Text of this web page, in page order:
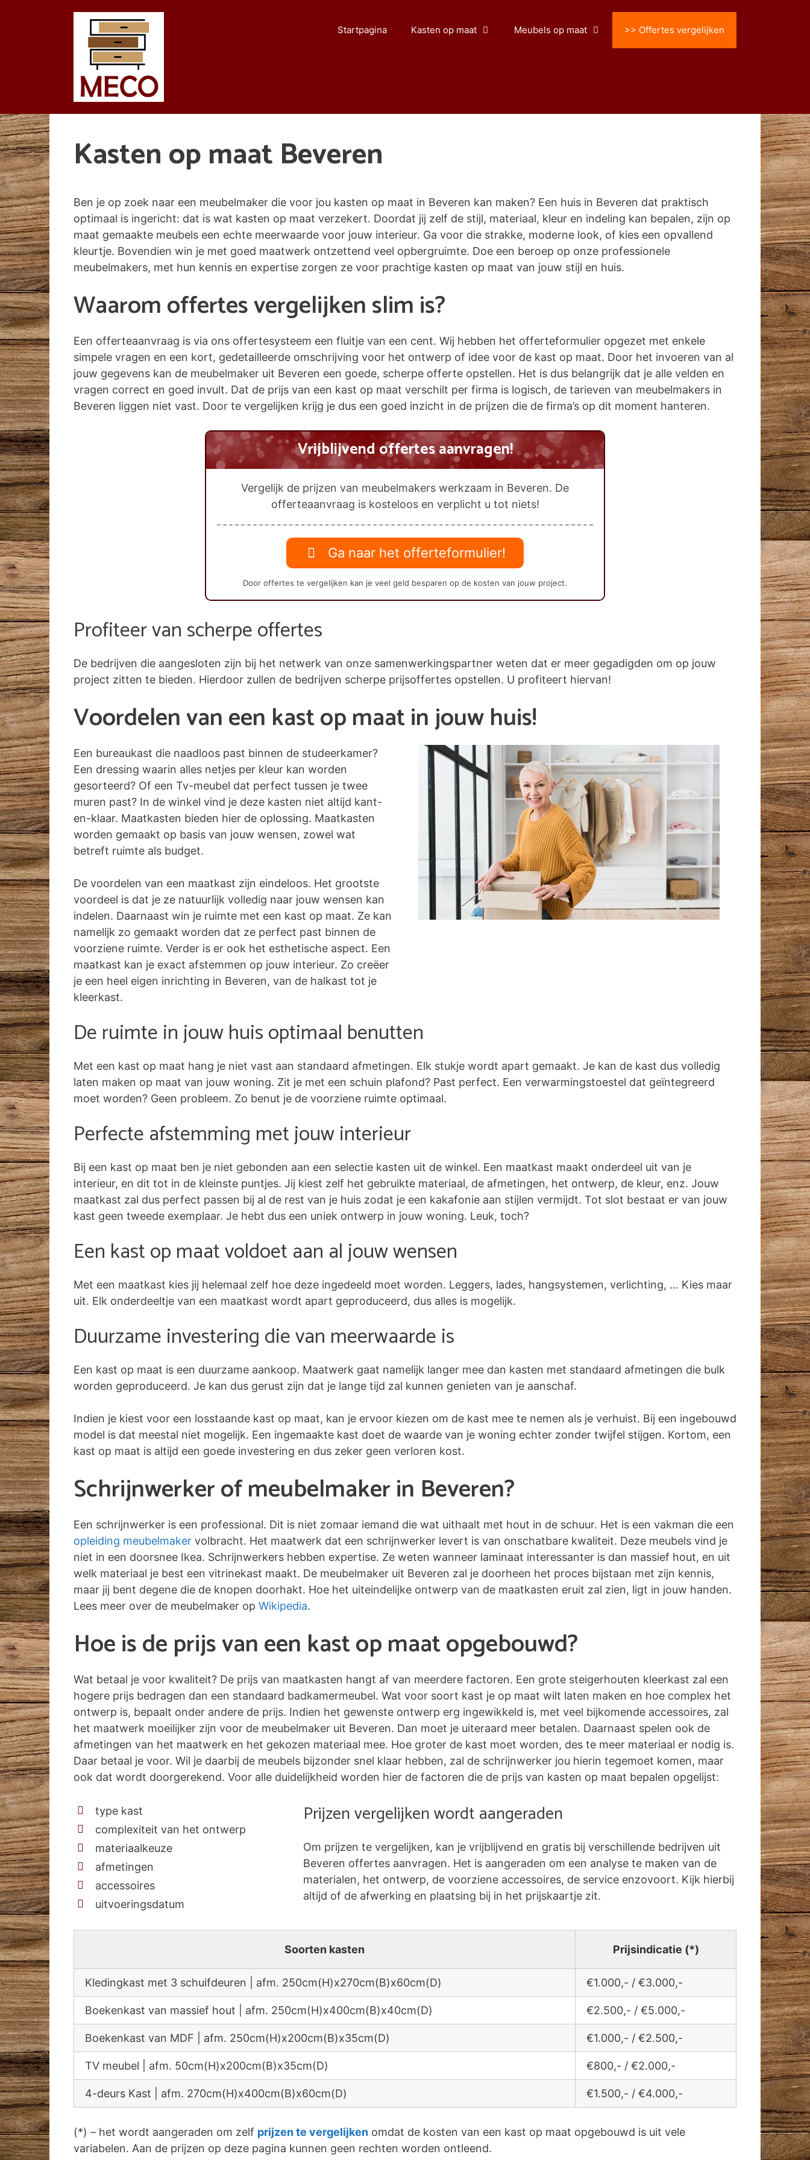
Startpagina Kasten op maat Meubels op maat >> Offertes vergelijken
Kasten op maat Beveren
Ben je op zoek naar een meubelmaker die voor jou kasten op maat in Beveren kan maken? Een huis in Beveren dat praktisch
optimaal is ingericht: dat is wat kasten op maat verzekert. Doordat jij zelf de stijl, materiaal, kleur en indeling kan bepalen, zijn op
maat gemaakte meubels een echte meerwaarde voor jouw interieur. Ga voor die strakke, moderne look, of kies een opvallend
kleurtje. Bovendien win je met goed maatwerk ontzettend veel opbergruimte. Doe een beroep op onze professionele
meubelmakers, met hun kennis en expertise zorgen ze voor prachtige kasten op maat van jouw stijl en huis.
Waarom offertes vergelijken slim is?
Een offerteaanvraag is via ons offertesysteem een fluitje van een cent. Wij hebben het offerteformulier opgezet met enkele
simpele vragen en een kort, gedetailleerde omschrijving voor het ontwerp of idee voor de kast op maat. Door het invoeren van al
jouw gegevens kan de meubelmaker uit Beveren een goede, scherpe offerte opstellen. Het is dus belangrijk dat je alle velden en
vragen correct en goed invult. Dat de prijs van een kast op maat verschilt per firma is logisch, de tarieven van meubelmakers in
Beveren liggen niet vast. Door te vergelijken krijg je dus een goed inzicht in de prijzen die de firma’s op dit moment hanteren.
Vrijblijvend offertes aanvragen!
Vergelijk de prijzen van meubelmakers werkzaam in Beveren. De
offerteaanvraag is kosteloos en verplicht u tot niets!
Ga naar het offerteformulier!
Door offertes te vergelijken kan je veel geld besparen op de kosten van jouw project.
Profiteer van scherpe offertes
De bedrijven die aangesloten zijn bij het netwerk van onze samenwerkingspartner weten dat er meer gegadigden om op jouw
project zitten te bieden. Hierdoor zullen de bedrijven scherpe prijsoffertes opstellen. U profiteert hiervan!
Voordelen van een kast op maat in jouw huis!
Een bureaukast die naadloos past binnen de studeerkamer?
Een dressing waarin alles netjes per kleur kan worden
gesorteerd? Of een Tv-meubel dat perfect tussen je twee
muren past? In de winkel vind je deze kasten niet altijd kant-
en-klaar. Maatkasten bieden hier de oplossing. Maatkasten
worden gemaakt op basis van jouw wensen, zowel wat
betreft ruimte als budget.
De voordelen van een maatkast zijn eindeloos. Het grootste
voordeel is dat je ze natuurlijk volledig naar jouw wensen kan
indelen. Daarnaast win je ruimte met een kast op maat. Ze kan
namelijk zo gemaakt worden dat ze perfect past binnen de
voorziene ruimte. Verder is er ook het esthetische aspect. Een
maatkast kan je exact afstemmen op jouw interieur. Zo creëer
je een heel eigen inrichting in Beveren, van de halkast tot je
kleerkast.
De ruimte in jouw huis optimaal benutten
Met een kast op maat hang je niet vast aan standaard afmetingen. Elk stukje wordt apart gemaakt. Je kan de kast dus volledig
laten maken op maat van jouw woning. Zit je met een schuin plafond? Past perfect. Een verwarmingstoestel dat geïntegreerd
moet worden? Geen probleem. Zo benut je de voorziene ruimte optimaal.
Perfecte afstemming met jouw interieur
Bij een kast op maat ben je niet gebonden aan een selectie kasten uit de winkel. Een maatkast maakt onderdeel uit van je
interieur, en dit tot in de kleinste puntjes. Jij kiest zelf het gebruikte materiaal, de afmetingen, het ontwerp, de kleur, enz. Jouw
maatkast zal dus perfect passen bij al de rest van je huis zodat je een kakafonie aan stijlen vermijdt. Tot slot bestaat er van jouw
kast geen tweede exemplaar. Je hebt dus een uniek ontwerp in jouw woning. Leuk, toch?
Een kast op maat voldoet aan al jouw wensen
Met een maatkast kies jij helemaal zelf hoe deze ingedeeld moet worden. Leggers, lades, hangsystemen, verlichting, … Kies maar
uit. Elk onderdeeltje van een maatkast wordt apart geproduceerd, dus alles is mogelijk.
Duurzame investering die van meerwaarde is
Een kast op maat is een duurzame aankoop. Maatwerk gaat namelijk langer mee dan kasten met standaard afmetingen die bulk
worden geproduceerd. Je kan dus gerust zijn dat je lange tijd zal kunnen genieten van je aanschaf.
Indien je kiest voor een losstaande kast op maat, kan je ervoor kiezen om de kast mee te nemen als je verhuist. Bij een ingebouwd
model is dat meestal niet mogelijk. Een ingemaakte kast doet de waarde van je woning echter zonder twijfel stijgen. Kortom, een
kast op maat is altijd een goede investering en dus zeker geen verloren kost.
Schrijnwerker of meubelmaker in Beveren?
Een schrijnwerker is een professional. Dit is niet zomaar iemand die wat uithaalt met hout in de schuur. Het is een vakman die een
opleiding meubelmaker volbracht. Het maatwerk dat een schrijnwerker levert is van onschatbare kwaliteit. Deze meubels vind je
niet in een doorsnee Ikea. Schrijnwerkers hebben expertise. Ze weten wanneer laminaat interessanter is dan massief hout, en uit
welk materiaal je best een vitrinekast maakt. De meubelmaker uit Beveren zal je doorheen het proces bijstaan met zijn kennis,
maar jij bent degene die de knopen doorhakt. Hoe het uiteindelijke ontwerp van de maatkasten eruit zal zien, ligt in jouw handen.
Lees meer over de meubelmaker op Wikipedia.
Hoe is de prijs van een kast op maat opgebouwd?
Wat betaal je voor kwaliteit? De prijs van maatkasten hangt af van meerdere factoren. Een grote steigerhouten kleerkast zal een
hogere prijs bedragen dan een standaard badkamermeubel. Wat voor soort kast je op maat wilt laten maken en hoe complex het
ontwerp is, bepaalt onder andere de prijs. Indien het gewenste ontwerp erg ingewikkeld is, met veel bijkomende accessoires, zal
het maatwerk moeilijker zijn voor de meubelmaker uit Beveren. Dan moet je uiteraard meer betalen. Daarnaast spelen ook de
afmetingen van het maatwerk en het gekozen materiaal mee. Hoe groter de kast moet worden, des te meer materiaal er nodig is.
Daar betaal je voor. Wil je daarbij de meubels bijzonder snel klaar hebben, zal de schrijnwerker jou hierin tegemoet komen, maar
ook dat wordt doorgerekend. Voor alle duidelijkheid worden hier de factoren die de prijs van kasten op maat bepalen opgelijst:
type kast
complexiteit van het ontwerp
materiaalkeuze
afmetingen
accessoires
uitvoeringsdatum
Prijzen vergelijken wordt aangeraden
Om prijzen te vergelijken, kan je vrijblijvend en gratis bij verschillende bedrijven uit
Beveren offertes aanvragen. Het is aangeraden om een analyse te maken van de
materialen, het ontwerp, de voorziene accessoires, de service enzovoort. Kijk hierbij
altijd of de afwerking en plaatsing bij in het prijskaartje zit.
Soorten kasten Prijsindicatie (*)
Kledingkast met 3 schuifdeuren | afm. 250cm(H)x270cm(B)x60cm(D) €1.000,- / €3.000,-
Boekenkast van massief hout | afm. 250cm(H)x400cm(B)x40cm(D) €2.500,- / €5.000,-
Boekenkast van MDF | afm. 250cm(H)x200cm(B)x35cm(D) €1.000,- / €2.500,-
TV meubel | afm. 50cm(H)x200cm(B)x35cm(D) €800,- / €2.000,-
4-deurs Kast | afm. 270cm(H)x400cm(B)x60cm(D) €1.500,- / €4.000,-
(*) – het wordt aangeraden om zelf prijzen te vergelijken omdat de kosten van een kast op maat opgebouwd is uit vele
variabelen. Aan de prijzen op deze pagina kunnen geen rechten worden ontleend.